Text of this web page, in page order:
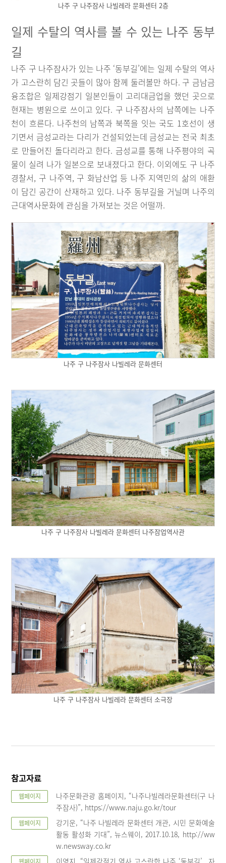
나주 구 나주잠사 나빌레라 문화센터 2층
일제 수탈의 역사를 볼 수 있는 나주 동부
길
나주 구 나주잠사가 있는 나주 ‘동부길’에는 일제 수탈의 역사
가 고스란히 담긴 곳들이 많아 함께 둘러볼만 하다. 구 금남금
융조합은 일제강점기 일본인들이 고리대금업을 했던 곳으로
현재는 병원으로 쓰이고 있다. 구 나주잠사의 남쪽에는 나주
천이 흐른다. 나주천의 남쪽과 북쪽을 잇는 국도 1호선이 생
기면서 금성교라는 다리가 건설되었는데 금성교는 전국 최초
로 만들어진 돌다리라고 한다. 금성교를 통해 나주평야의 곡
물이 실려 나가 일본으로 보내졌다고 한다. 이외에도 구 나주
경찰서, 구 나주역, 구 화남산업 등 나주 지역민의 삶의 애환
이 담긴 공간이 산재하고 있다. 나주 동부길을 거닐며 나주의
근대역사문화에 관심을 가져보는 것은 어떨까.
나주 구 나주잠사 나빌레라 문화센터
나주 구 나주잠사 나빌레라 문화센터 나주잠업역사관
나주 구 나주잠사 나빌레라 문화센터 소극장
참고자료
웹페이지
나주문화관광 홈페이지, “나주나빌레라문화센터(구 나
주잠사)”, https://www.naju.go.kr/tour
웹페이지
강기운, “나주 나빌레라 문화센터 개관, 시민 문화예술
활동 활성화 기대”, 뉴스웨이, 2017.10.18, http://ww
w.newsway.co.kr